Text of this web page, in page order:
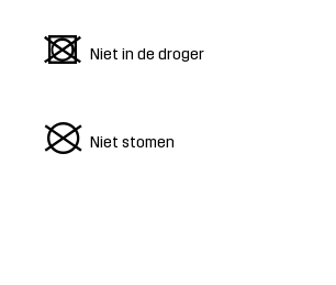
d Niet in de droger
U Niet stomen